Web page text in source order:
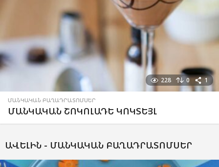
228 0 1
ՄԱՆԿԱԿԱՆ ԲԱՂԱԴՐԱՏՈՄՍԵՐ
ՄԱՆԿԱԿԱՆ ՇՈԿՈԼԱԴԵ ԿՈԿՏԵՅԼ
ԱՎԵԼԻՆ - ՄԱՆԿԱԿԱՆ ԲԱՂԱԴՐԱՏՈՄՍԵՐ